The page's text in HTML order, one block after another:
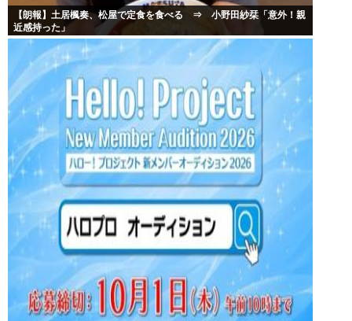
【朗報】土居楓奏、松屋で定食を食べる ⇒ 小野田紗栞「意外！親
近感持った」